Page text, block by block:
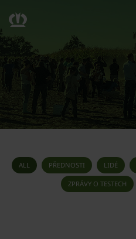
ALL PŘEDNOSTI LIDÉ
ZPRÁVY O TESTECH